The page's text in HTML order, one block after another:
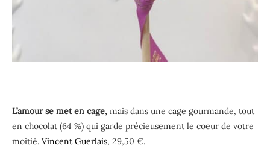
L’amour se met en cage, mais dans une cage gourmande, tout
en chocolat (64 %) qui garde précieusement le coeur de votre
moitié. Vincent Guerlais, 29,50 €.